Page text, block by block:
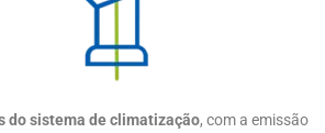
do sistema de climatização, com a emissão